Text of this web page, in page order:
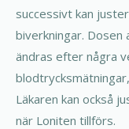
successivt kan
biverkningar. Dosen
ändras efter några
Läkaren kan också
när Loniten tillförs.